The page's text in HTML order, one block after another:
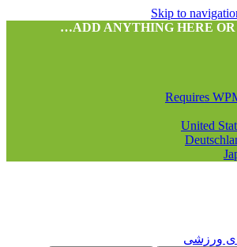
Skip to
ADD ANYTHING HERE OR
Requires
United
ورزشی